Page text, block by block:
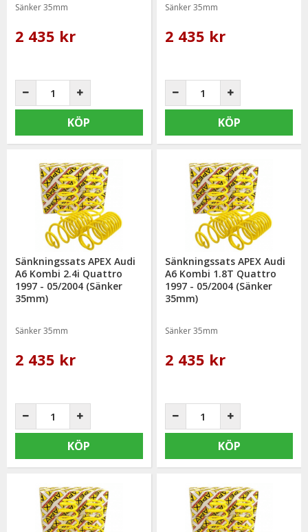
Sänker 35mm
2 435 kr
KÖP
Sänker 35mm
2 435 kr
KÖP
Sänkningssats APEX Audi
A6 Kombi 2.4i Quattro
1997 - 05/2004 (Sänker
35mm)
Sänker 35mm
2 435 kr
KÖP
Sänkningssats APEX Audi
A6 Kombi 1.8T Quattro
1997 - 05/2004 (Sänker
35mm)
Sänker 35mm
2 435 kr
KÖP